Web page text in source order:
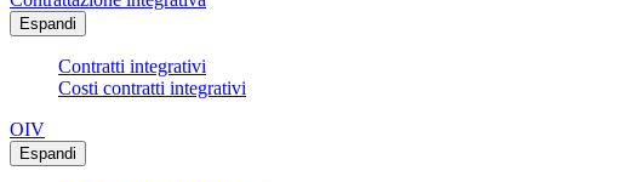
Espandi
Contratti integrativi
Costi contratti integrativi
OIV
Espandi